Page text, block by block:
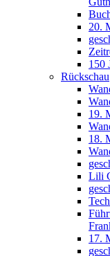
20.
150
Rückschau
19.
18.
Lili
17.